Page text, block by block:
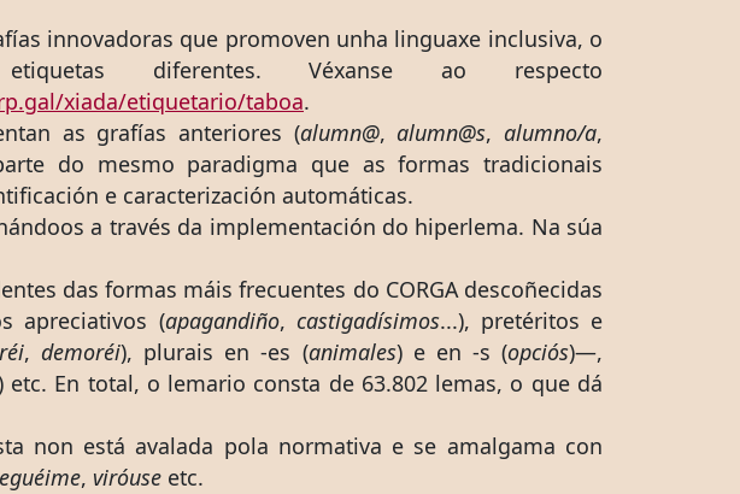
innovadoras que promoven unha linguaxe inclusiva, o
diferentes. Véxanse ao respecto
xiada/etiquetario/taboa.
as grafías anteriores (alumn@,alumn@s, alumno/a,
do mesmo paradigma que as formas tradicionais
e caracterización automáticas.
a través da implementación do hiperlema. Na súa
das formas máis frecuentes do CORGA descoñecidas
apreciativos (apagandiño, castigadísimos...), pretéritos e
, demoréi), plurais en -es (animales) e en -s (opciós)—,
etc. En total, o lemario consta de 63.802 lemas, o que dá
non está avalada pola normativa e se amalgama con
, viróuse etc.